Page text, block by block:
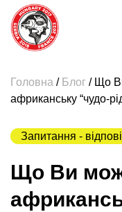
Головна / Блог / Що
африканську “чудо-
Запитання -
Що Ви